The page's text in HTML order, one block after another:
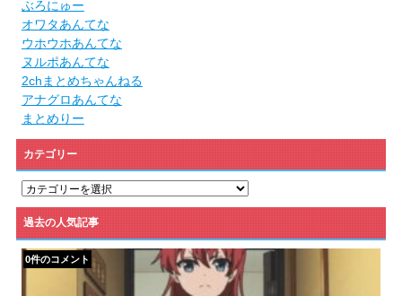
ぶろにゅー
オワタあんてな
ウホウホあんてな
ヌルポあんてな
2chまとめちゃんねる
アナグロあんてな
まとめりー
カテゴリー
カ
ゴ
リ
ー
過去の人気記事
0件のコメント